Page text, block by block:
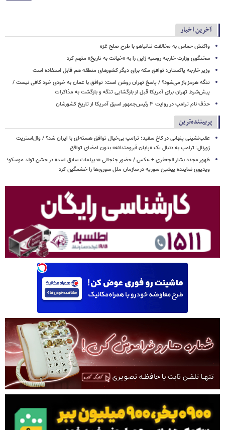
آخرین اخبار
واکنش حماس به مخالفت نتانیاهو با طرح صلح غزه
سخنگوی وزارت خارجه روسیه ژاپن را به «خیانت به تاریخ» متهم کرد
وزیر خارجه پاکستان: توافق مکه برای دیگر کشورهای منطقه هم قابل استفاده است
تنگه هرمز باز می‌شود؟ / پاسخ تهران روشن است: توافق با عمان به خودی خود کافی نیست /
پیش‌شرط تهران برای آمریکا قبل از بازگشایی تنگه و بازگشت به مذاکرات
حذف نام ترامپ در روایت ۳ رئیس‌جمهور اسبق آمریکا از تاریخ کشورشان
پربیننده‌ترین
عقب‌نشینی پنهانی در کاخ سفید؛ ترامپ بی‌خیال توافق هسته‌ای با ایران شد؟ / وال‌استریت
ژورنال: ترامپ به دنبال یک «پایان آبرومندانه» بدون امضای توافق
ظهور مجدد بشار الجعفری + عکس / حضور جنجالی «دیپلمات سابق اسد» در جشن تولد موسکو؛
ویدیوی نماینده پیشین سوریه در سازمان ملل سوری‌ها را خشمگین کرد